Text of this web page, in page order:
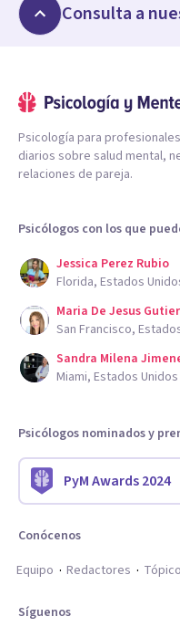
Consulta a
Psicología para
diarios sobre salud mental,
relaciones de pareja.
Psicólogos con los que
Jessica Perez Rubio
Florida, Estados
Maria De Jesus
San Francisco,
Sandra Milena
Miami, Estados
Psicólogos nominados y
PyM Awards 2024
Conócenos
Equipo
Redactores
Síguenos